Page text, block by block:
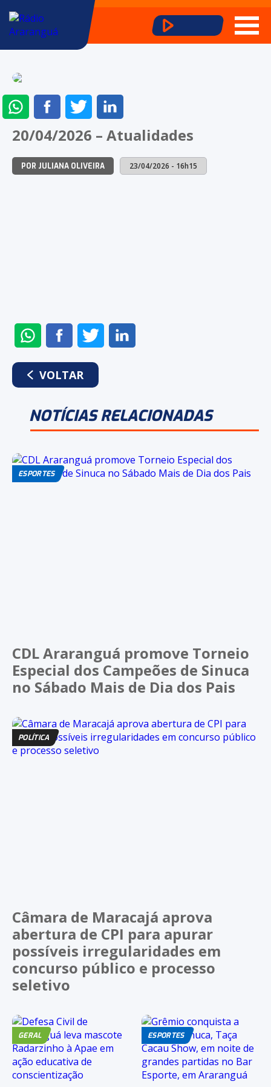
ENVIAR
NO
WHATSAPP
COMPARTILHAR
NO
FACEBOOK
COMPARTILHAR
NO
TWITTERLINKEDIN
20/04/2026 – Atualidades
POR JULIANA OLIVEIRA 23/04/2026 - 16h15
ENVIAR
NO
WHATSAPP
COMPARTILHAR
NO
FACEBOOK
COMPARTILHAR
NO
VOLTAR
NOTÍCIAS RELACIONADAS
ESPORTES
CDL Araranguá promove Torneio
Especial dos Campeões de Sinuca
no Sábado Mais de Dia dos Pais
POLÍTICA
Câmara de Maracajá aprova
abertura de CPI para apurar
possíveis irregularidades em
concurso público e processo
seletivo
GERAL ESPORTES